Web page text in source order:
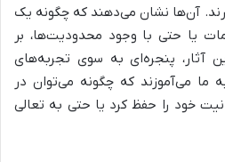
آن‌ها نشان می‌دهند که چگونه یک
یا حتی با وجود محدودیت‌ها، بر
آثار، پنجره‌ای به سوی تجربه‌های
ما می‌آموزند که چگونه می‌توان در
خود را حفظ کرد یا حتی به تعالی